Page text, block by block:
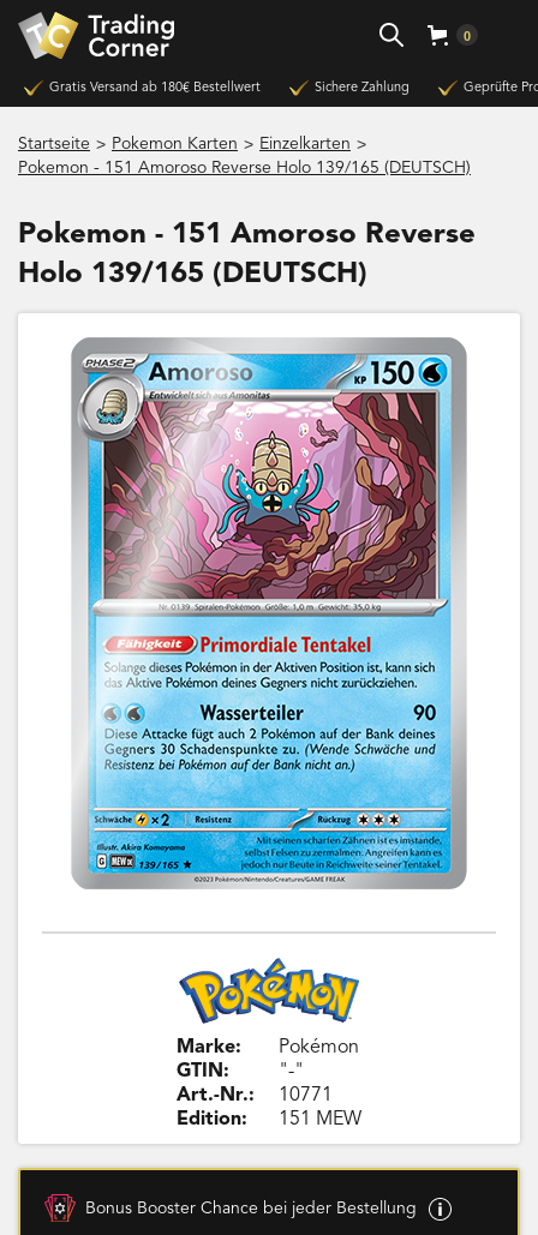
0
Gratis Versand ab 180€ Bestellwert Sichere Zahlung Geprüfte
Startseite > Pokemon Karten > Einzelkarten >
Pokemon - 151 Amoroso Reverse Holo 139/165 (DEUTSCH)
Pokemon - 151 Amoroso Reverse
Holo 139/165 (DEUTSCH)
Marke:
GTIN:
Art.-Nr.:
Edition:
Pokémon
"-"
10771
151 MEW
Bonus Booster Chance bei jeder Bestellung